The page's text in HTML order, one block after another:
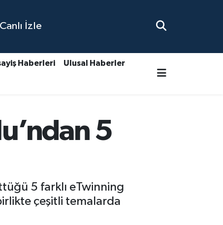
İzle
Haberleri Ulusal Haberler
5
5 farklı eTwinning
çeşitli temalarda